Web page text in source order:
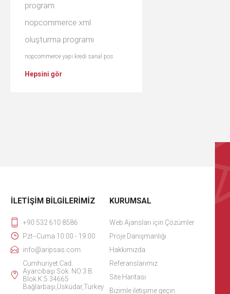
program
nopcommerce xml
oluşturma programı
nopcommerce yapı kredi sanal pos
Hepsini gör
İLETIŞIM BILGILERIMIZ
+90 532 610 8586
Pzt--Cuma 10:00 - 19:00
info@aripsas.com
Cumhuriyet Cad.
Ayarcıbaşı Sok. NO:3 B
Blok.K:5 34665
Bağlarbaşı,Üsküdar,Turkey
KURUMSAL
Web Ajansları için Çözümler
Proje Danışmanlığı
Hakkımızda
Referanslarımız
Site Haritası
Bizimle iletişime geçin